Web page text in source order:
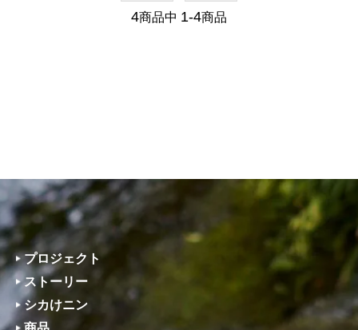
4商品中 1-4商品
プロジェクト
ストーリー
シカけニン